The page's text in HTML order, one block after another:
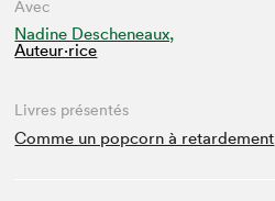
Avec
Nadine Descheneaux,
Auteur·rice
Livres présentés
Comme un popcorn à retardement